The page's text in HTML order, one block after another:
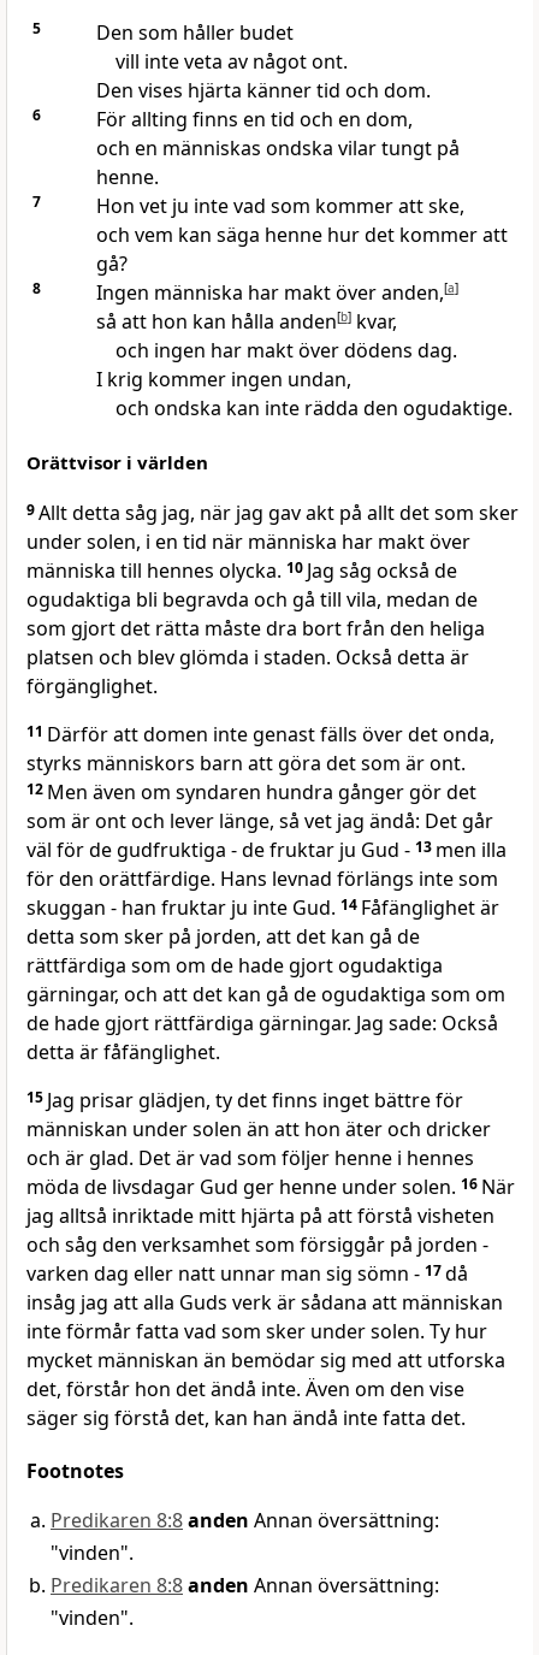
5
Den som håller budet
vill inte veta av något ont.
Den vises hjärta känner tid och dom.
6
För allting finns en tid och en dom,
och en människas ondska vilar tungt på
henne.
7
Hon vet ju inte vad som kommer att ske,
och vem kan säga henne hur det kommer att
gå?
8 Ingen människa har makt över anden,[a]
så att hon kan hålla anden[b]kvar,
och ingen har makt över dödens dag.
I krig kommer ingen undan,
och ondska kan inte rädda den ogudaktige.
Orättvisor i världen
9Allt detta såg jag, när jag gav akt på allt det som sker
under solen, i en tid när människa har makt över
människa till hennes olycka. 10 Jag såg också de
ogudaktiga bli begravda och gå till vila, medan de
som gjort det rätta måste dra bort från den heliga
platsen och blev glömda i staden. Också detta är
förgänglighet.
11 Därför att domen inte genast fälls över det onda,
styrks människors barn att göra det som är ont.
12 Men även om syndaren hundra gånger gör det
som är ont och lever länge, så vet jag ändå: Det går
väl för de gudfruktiga - de fruktar ju Gud - 13 men illa
för den orättfärdige. Hans levnad förlängs inte som
skuggan - han fruktar ju inte Gud. 14 Fåfänglighet är
detta som sker på jorden, att det kan gå de
rättfärdiga som om de hade gjort ogudaktiga
gärningar, och att det kan gå de ogudaktiga som om
de hade gjort rättfärdiga gärningar. Jag sade: Också
detta är fåfänglighet.
15 Jag prisar glädjen, ty det finns inget bättre för
människan under solen än att hon äter och dricker
och är glad. Det är vad som följer henne i hennes
möda de livsdagar Gud ger henne under solen. 16 När
jag alltså inriktade mitt hjärta på att förstå visheten
och såg den verksamhet som försiggår på jorden -
varken dag eller natt unnar man sig sömn - 17då
insåg jag att alla Guds verk är sådana att människan
inte förmår fatta vad som sker under solen. Ty hur
mycket människan än bemödar sig med att utforska
det, förstår hon det ändå inte. Även om den vise
säger sig förstå det, kan han ändå inte fatta det.
Footnotes
Predikaren 8:8anden Annan översättning:
"vinden".
Predikaren 8:8anden Annan översättning:
"vinden".